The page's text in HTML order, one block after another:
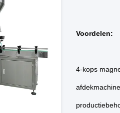
Voordelen:
4-kops